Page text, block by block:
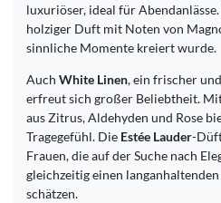
luxuriöser, ideal für Abendanlässe.
holziger Duft mit Noten von
sinnliche Momente kreiert wurde.
Auch White Linen, ein frischer
erfreut sich großer Beliebtheit.
aus Zitrus, Aldehyden und Rose
Tragegefühl. Die Estée Lauder-
Frauen, die auf der Suche nach
gleichzeitig einen
schätzen.